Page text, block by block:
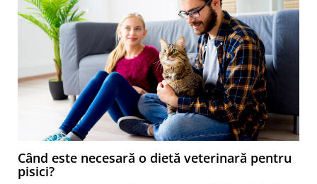
Când este necesară o dietă veterinară pentru
pisici?